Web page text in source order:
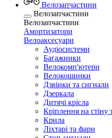
Велозапчастини
Велозапчастини
Велозапчастини
Амортизатори
Велоаксесуари
Аудіосистеми
Багажники
Велокомп'ютери
Велокошинки
Дзвінки та сигнали
Дзеркала
Дитячі крісла
Кріплення на стіну
Крила
Ліхтарі та фари